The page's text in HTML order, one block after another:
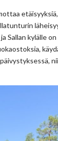
Sallan kylälle on